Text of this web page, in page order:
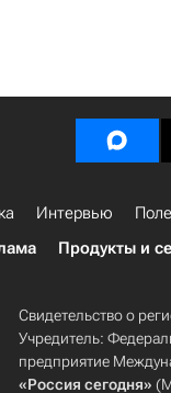
Интервью
Продукты и
Свидетельство о
Учредитель:
предприятие
«Россия сегодня»